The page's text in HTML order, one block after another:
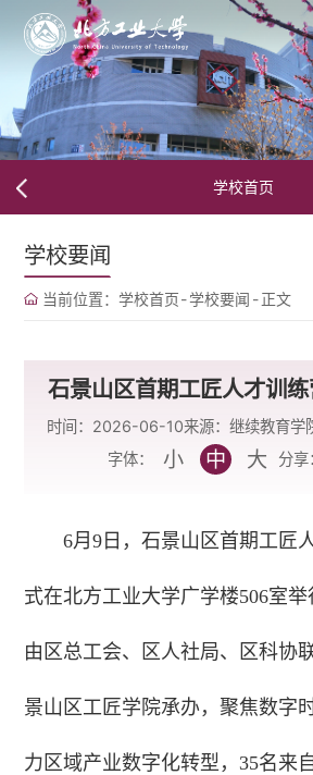
学校首页
学校要闻
当前位置： 学校首页-学校要闻 -正文
石景山区首期工匠人才训
时间：2026-06-10来源：继续教育学
字体：
小 中 大 分享
6月9日，石景山区首期工匠
式在北方工业大学广学楼506室
由区总工会、区人社局、区科协
景山区工匠学院承办，聚焦数字
力区域产业数字化转型，35名来